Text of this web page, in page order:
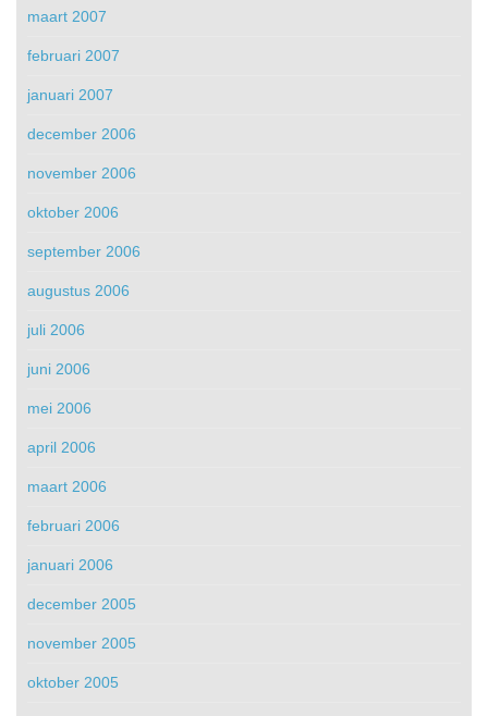
maart 2007
februari 2007
januari 2007
december 2006
november 2006
oktober 2006
september 2006
augustus 2006
juli 2006
juni 2006
mei 2006
april 2006
maart 2006
februari 2006
januari 2006
december 2005
november 2005
oktober 2005